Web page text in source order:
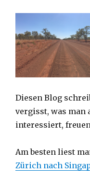
Diesen Blog
vergisst, was man
interessiert,
Am besten liest
Zürich nach